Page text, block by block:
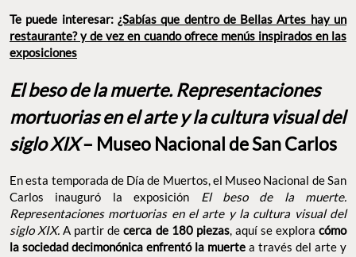
Te puede interesar: ¿Sabías que dentro de Bellas Artes hay un
restaurante? y de vez en cuando ofrece menús inspirados en las
exposiciones
El beso de la muerte. Representaciones
mortuorias en el arte y la cultura visual del
siglo XIX– Museo Nacional de San Carlos
En esta temporada de Día de Muertos, el Museo Nacional de San
Carlos inauguró la exposición El beso de la muerte.
Representaciones mortuorias en el arte y la cultura visual del
siglo XIX.A partir decerca de 180 piezas, aquí se exploracómo
la sociedad decimonónica enfrentó la muerte a través del arte y